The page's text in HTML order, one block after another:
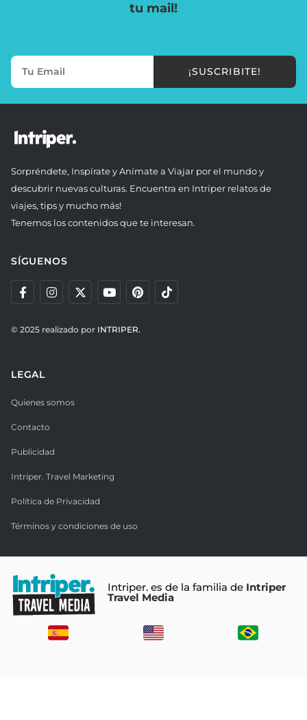
tu mail!
¡SUSCRIBITE!
Sorpréndete, Inspírate y Anímate a Viajar por el mundo y
descubrir nuevas culturas. Encuentra en Intriper relatos de
viajes, tips y mucho más!
Tenemos los contenidos que te interesan.
SÍGUENOS
© 2025 realizado por INTRIPER.
LEGAL
Quienes somos
Contacto
Publicidad
Intriper. Travel Marketing
Política de Privacidad
Términos y condiciones de uso
Intriper. es de la familia de Intriper
Travel Media